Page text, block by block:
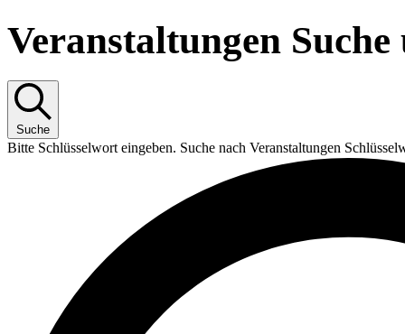
Veranstaltungen
Suche
Bitte Schlüsselwort eingeben. Suche nach Veranstaltungen